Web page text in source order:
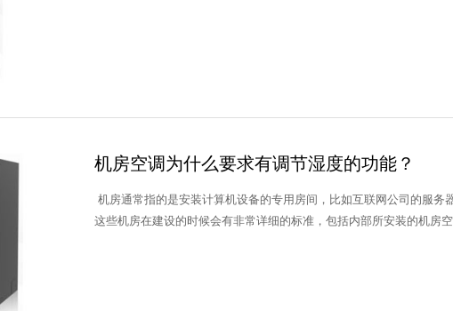
机房空调为什么要求有调节湿度的功能？
机房通常指的是安装计算机设备的专用房间，比如互联网公司的服务
这些机房在建设的时候会有非常详细的标准，包括内部所安装的机房空